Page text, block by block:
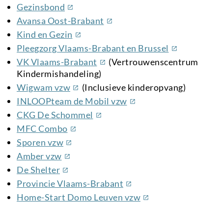
Gezinsbond (externe
link)
Avansa Oost-Brabant (externe
Kind en Gezin (externe
link)
Pleegzorg Vlaams-Brabant en Brussel (externe
link)
VK Vlaams-Brabant (externe
link)
(Vertrouwenscentrum
Kindermishandeling)
Wigwam vzw(externe
link)
(Inclusieve kinderopvang)
INLOOPteam de Mobil vzw(externe
CKG De Schommel (externe
MFC Combo(externe
link)
Sporen vzw(externe
link)
Amber vzw(externe
link)
De Shelter(externe
link)
Provincie Vlaams-Brabant (externe
link)
Home-Start Domo Leuven vzw(externe